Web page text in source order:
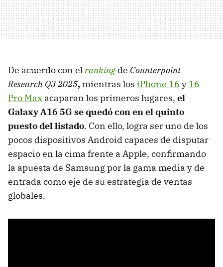
De acuerdo con elranking de Counterpoint
Research Q3 2025, mientras los iPhone 16 y 16
Pro Max acaparan los primeros lugares, el
Galaxy A16 5G se quedó con en el quinto
puesto del listado. Con ello, logra ser uno de los
pocos dispositivos Android capaces de disputar
espacio en la cima frente a Apple, confirmando
la apuesta de Samsung por la gama media y de
entrada como eje de su estrategia de ventas
globales.